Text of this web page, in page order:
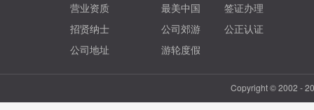
营业资质
招贤纳士
公司地址
最美中国
签证办理
公司郊游
公正认证
游轮度假
Copyright © 2002 -